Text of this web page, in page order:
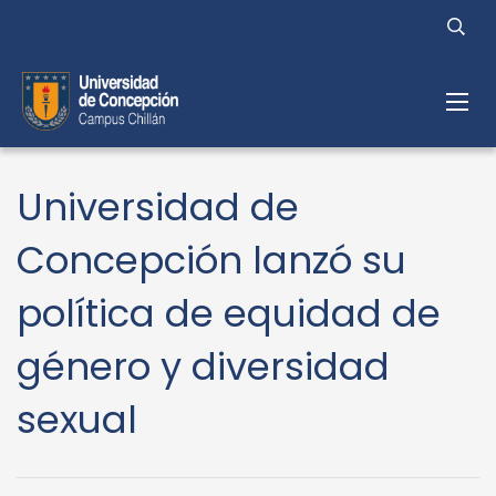
Universidad de
Concepción lanzó su
política de equidad de
género y diversidad
sexual